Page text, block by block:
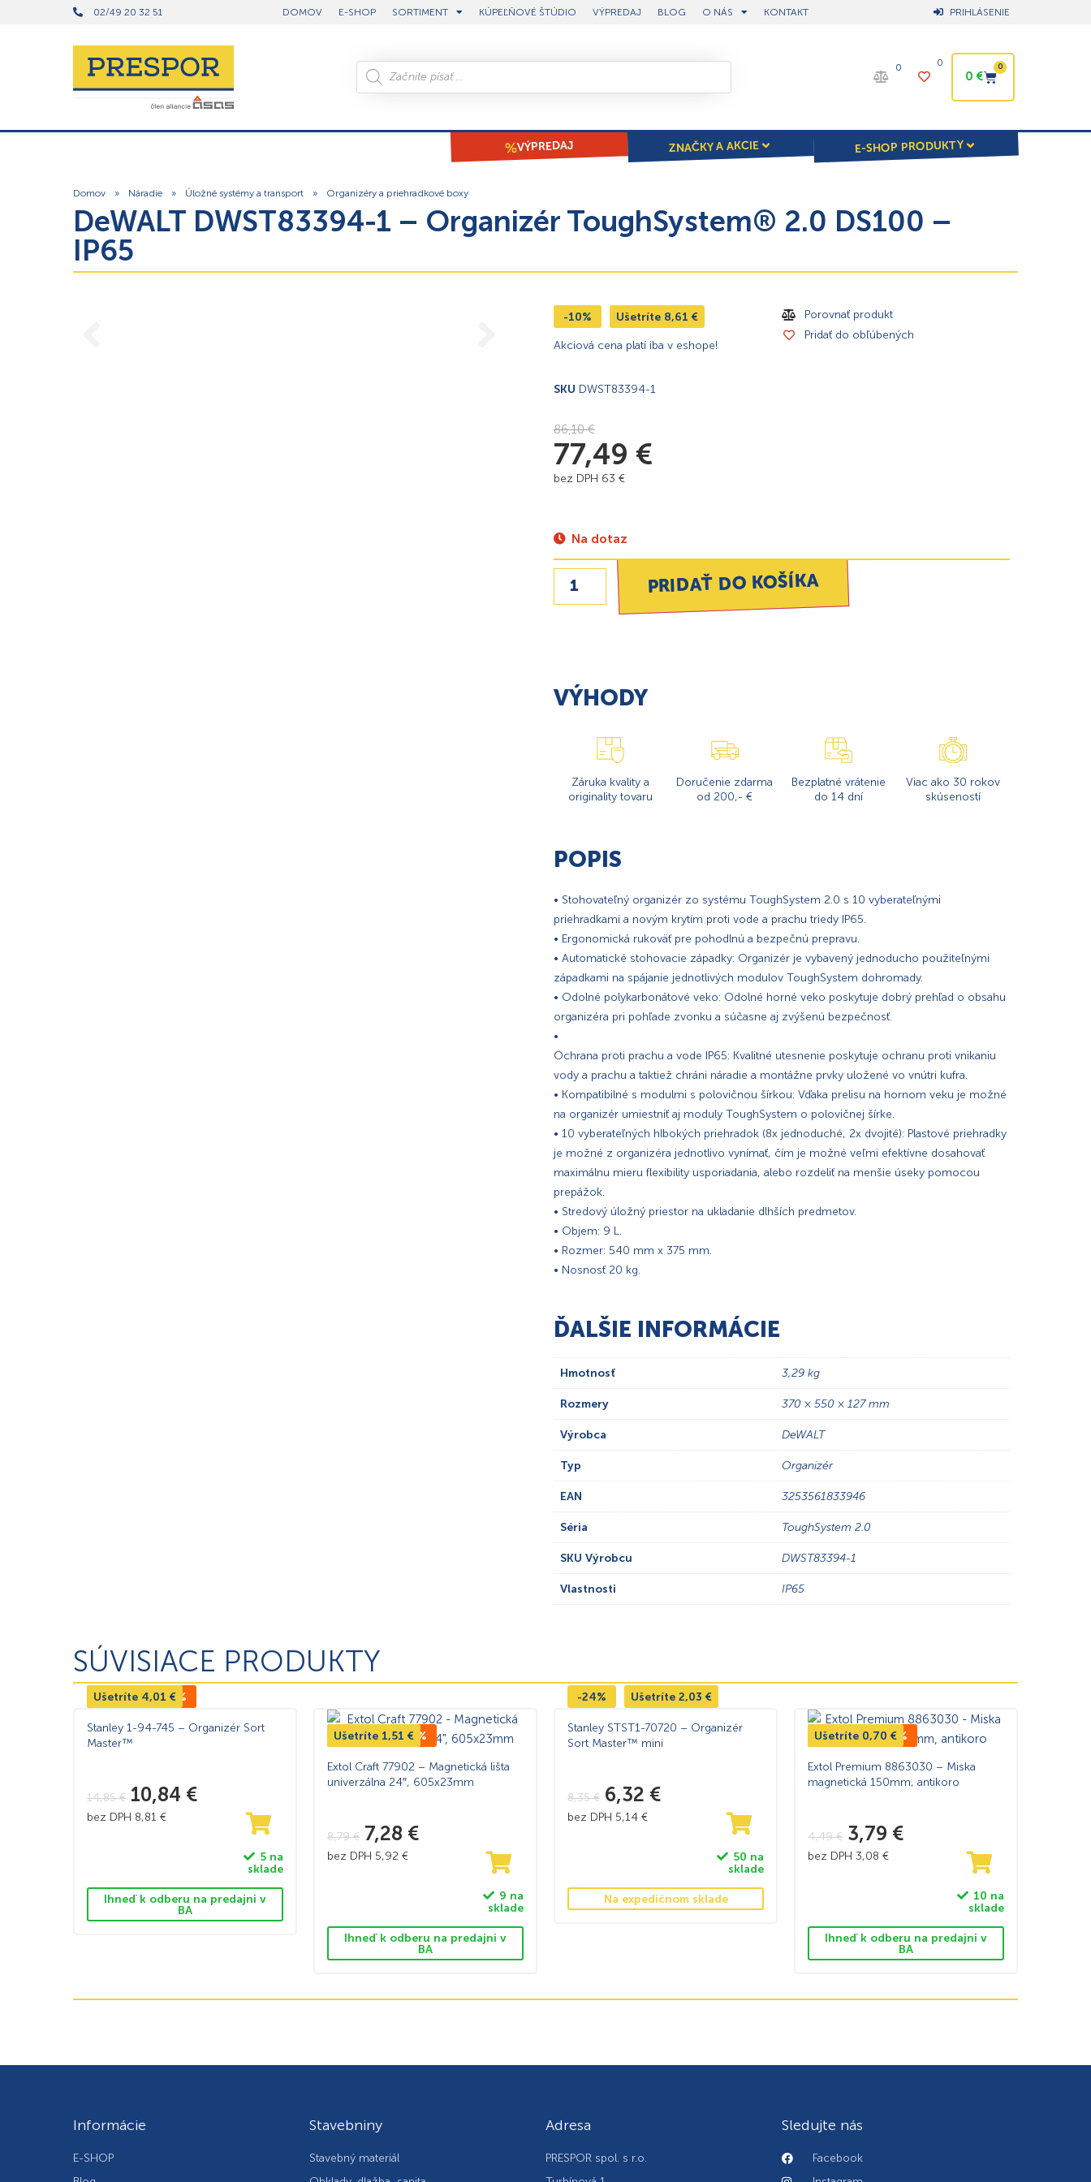
02/49 20 32 51 DOMOV E-SHOP SORTIMENT KÚPEĽŇOVÉ ŠTÚDIO VÝPREDAJ BLOG O NÁS KONTAKT PRIHLÁSENIE
0 0
0€
0
VÝPREDAJ ZNAČKY A AKCIE E-SHOP PRODUKTY
Domov » Náradie » Úložné systémy a transport » Organizéry a priehradkové boxy
DeWALT DWST83394-1 – Organizér ToughSystem® 2.0 DS100 –
IP65
-10% Ušetríte 8,61 €
Akciová cena platí iba v eshope!
SKU DWST83394-1
Porovnať produkt
Pridať do obľúbených
86,10€
77,49 €
bez DPH 63 €
Na dotaz
PRIDAŤ DO KOŠÍKA
VÝHODY
Záruka kvality a
originality tovaru
Doručenie zdarma
od 200,- €
Bezplatné vrátenie
do 14 dní
Viac ako 30 rokov
skúseností
POPIS
• Stohovateľný organizér zo systému ToughSystem 2.0 s 10 vyberateľnými
priehradkami a novým krytím proti vode a prachu triedy IP65.
• Ergonomická rukoväť pre pohodlnú a bezpečnú prepravu.
• Automatické stohovacie západky: Organizér je vybavený jednoducho použiteľnými
západkami na spájanie jednotlivých modulov ToughSystem dohromady.
• Odolné polykarbonátové veko: Odolné horné veko poskytuje dobrý prehľad o obsahu
organizéra pri pohľade zvonku a súčasne aj zvýšenú bezpečnosť.
•
Ochrana proti prachu a vode IP65: Kvalitné utesnenie poskytuje ochranu proti vnikaniu
vody a prachu a taktiež chráni náradie a montážne prvky uložené vo vnútri kufra.
• Kompatibilné s modulmi s polovičnou šírkou: Vďaka prelisu na hornom veku je možné
na organizér umiestniť aj moduly ToughSystem o polovičnej šírke.
• 10 vyberateľných hlbokých priehradok (8x jednoduché, 2x dvojité): Plastové priehradky
je možné z organizéra jednotlivo vynímať, čím je možné veľmi efektívne dosahovať
maximálnu mieru flexibility usporiadania, alebo rozdeliť na menšie úseky pomocou
prepážok.
• Stredový úložný priestor na ukladanie dlhších predmetov.
• Objem: 9 L.
• Rozmer: 540 mm x 375 mm.
• Nosnosť 20 kg.
ĎALŠIE INFORMÁCIE
Hmotnosť 3,29 kg
Rozmery 370 × 550 × 127 mm
Výrobca DeWALT
Typ Organizér
EAN 3253561833946
Séria ToughSystem 2.0
SKU Výrobcu DWST83394-1
Vlastnosti IP65
SÚVISIACE PRODUKTY
TOP CENA -27%
Ušetríte 4,01 €
Stanley 1-94-745 – Organizér Sort
Master™
14,85€ 10,84 €
bez DPH 8,81 €
5 na
sklade
Ihneď k odberu na predajni v
BA
TOP CENA -17%
Ušetríte 1,51 €
Extol Craft 77902 – Magnetická lišta
univerzálna 24″, 605x23mm
8,79€ 7,28 €
bez DPH 5,92 €
9 na
sklade
Ihneď k odberu na predajni v
BA
-24% Ušetríte 2,03 €
Stanley STST1-70720 – Organizér
Sort Master™ mini
8,35€ 6,32 €
bez DPH 5,14 €
50 na
sklade
Na expedičnom sklade
TOP CENA -16%
Ušetríte 0,70 €
Extol Premium 8863030 – Miska
magnetická 150mm, antikoro
4,49€ 3,79 €
bez DPH 3,08 €
10 na
sklade
Ihneď k odberu na predajni v
BA
Informácie
E-SHOP
Stavebniny
Stavebný materiál
Adresa
PRESPOR spol. s r.o.
Sledujte nás
Facebook